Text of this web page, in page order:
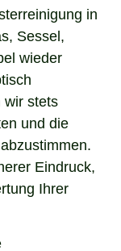
in
Sessel,
wieder
wir stets
und die
Eindruck,
Ihrer